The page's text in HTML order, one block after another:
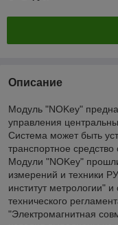
Описание
Модуль "NOKey"
управления
Система может быть
транспортное
Модули "NOKey"
измерений и техники
институт метрологии"
технического
"Электромагнитная